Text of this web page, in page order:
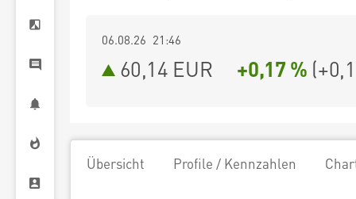
06.08.26 21:46
60,14 EUR +0,17 % (
Übersicht Profile / Kennzahlen